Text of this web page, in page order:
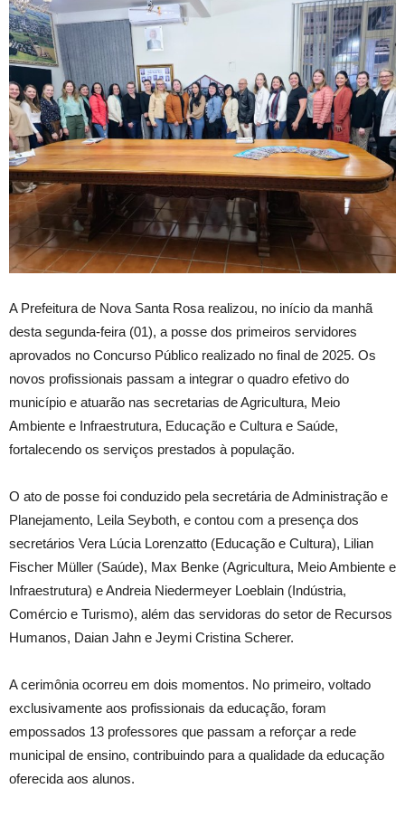
A Prefeitura de Nova Santa Rosa realizou, no início da manhã
desta segunda-feira (01), a posse dos primeiros servidores
aprovados no Concurso Público realizado no final de 2025. Os
novos profissionais passam a integrar o quadro efetivo do
município e atuarão nas secretarias de Agricultura, Meio
Ambiente e Infraestrutura, Educação e Cultura e Saúde,
fortalecendo os serviços prestados à população.
O ato de posse foi conduzido pela secretária de Administração e
Planejamento, Leila Seyboth, e contou com a presença dos
secretários Vera Lúcia Lorenzatto (Educação e Cultura), Lilian
Fischer Müller (Saúde), Max Benke (Agricultura, Meio Ambiente e
Infraestrutura) e Andreia Niedermeyer Loeblain (Indústria,
Comércio e Turismo), além das servidoras do setor de Recursos
Humanos, Daian Jahn e Jeymi Cristina Scherer.
A cerimônia ocorreu em dois momentos. No primeiro, voltado
exclusivamente aos profissionais da educação, foram
empossados 13 professores que passam a reforçar a rede
municipal de ensino, contribuindo para a qualidade da educação
oferecida aos alunos.